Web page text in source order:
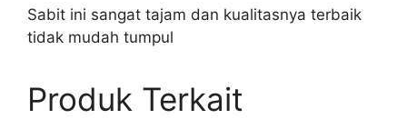
Sabit ini sangat tajam dan kualitasnya terbaik
tidak mudah tumpul
Produk Terkait